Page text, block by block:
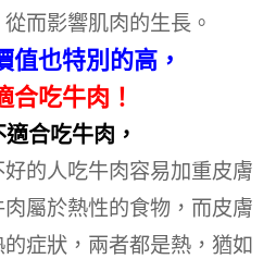
而影響肌肉的生長。
值也特別的高，
合吃牛肉！
合吃牛肉，
的人吃牛肉容易加重皮膚
屬於熱性的食物，而皮膚
症狀，兩者都是熱，猶如